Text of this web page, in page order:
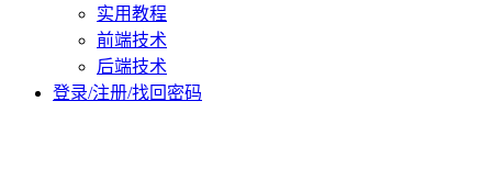
实用教程
前端技术
后端技术
登录/注册/找回密码